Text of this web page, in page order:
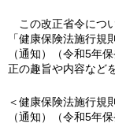
この改正省令につ
「健康保険法施行
（通知）（令和5年
正の趣旨や内容など
＜健康保険法施行規
（通知）（令和5年